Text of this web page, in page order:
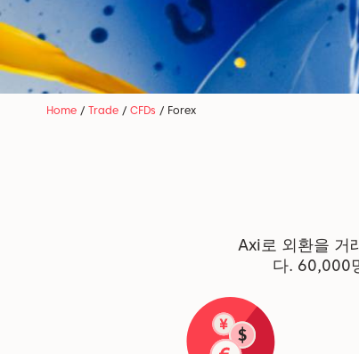
Home / Trade / CFDs / Forex
Axi로 외환을 거
다. 60,000